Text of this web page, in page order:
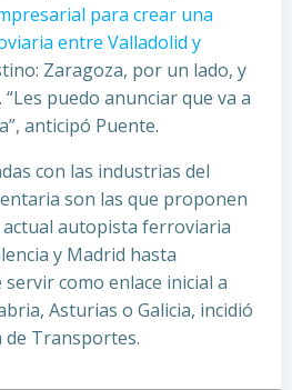
para crear una
entre Valladolid y
Zaragoza, por un lado, y
puedo anunciar que va a
anticipó Puente.
con las industrias del
son las que proponen
autopista ferroviaria
y Madrid hasta
servir como enlace inicial a
Asturias o Galicia, incidió
Transportes.